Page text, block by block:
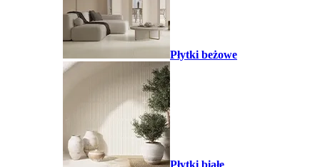
Płytki beżowe
Płytki białe